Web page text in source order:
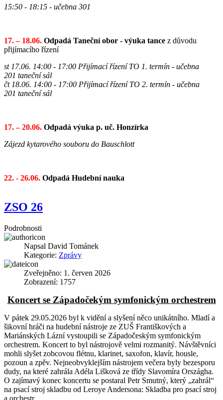
15:50 - 18:15 - učebna 301
17. – 18.06. Odpadá Taneční obor - výuka tance z důvodu
přijímacího řízení
st 17.06. 14:00 - 17:00 Přijímací řízení TO 1. termín - učebna
201 taneční sál
čt 18.06. 14:00 - 17:00 Přijímací řízení TO 2. termín - učebna
201 taneční sál
17. – 20.06. Odpadá výuka p. uč. Honzírka
Zájezd kytarového souboru do Bauschlott
22. - 26.06. Odpadá Hudební nauka
ZSO 26
Podrobnosti
Napsal David Tománek
Kategorie: Zprávy
Zveřejněno: 1. červen 2026
Zobrazení: 1757
Koncert se Západočekým symfonickým orchestrem
V pátek 29.05.2026 byl k vidění a slyšení něco unikátního. Mladí a
šikovní hráči na hudební nástroje ze ZUŠ Františkových a
Mariánských Lázní vystoupili se Západočeským symfonickým
orchestrem. Koncert to byl nástrojově velmi rozmanitý. Návštěvníci
mohli slyšet zobcovou flétnu, klarinet, saxofon, klavír, housle,
pozoun a zpěv. Nejneobvyklejším nástrojem večera byly bezesporu
dudy, na které zahrála Adéla Lišková ze třídy Slavomíra Országha.
O zajímavý konec koncertu se postaral Petr Smutný, který „zahrál“
na psací stroj skladbu od Leroye Andersona: Skladba pro psací stroj